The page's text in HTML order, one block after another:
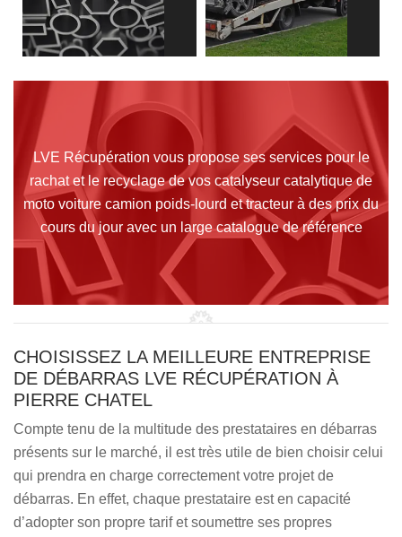
LVE Récupération vous propose ses services pour le
rachat et le recyclage de vos catalyseur catalytique de
moto voiture camion poids-lourd et tracteur à des prix du
cours du jour avec un large catalogue de référence
CHOISISSEZ LA MEILLEURE ENTREPRISE
DE DÉBARRAS LVE RÉCUPÉRATION À
PIERRE CHATEL
Compte tenu de la multitude des prestataires en débarras
présents sur le marché, il est très utile de bien choisir celui
qui prendra en charge correctement votre projet de
débarras. En effet, chaque prestataire est en capacité
d’adopter son propre tarif et soumettre ses propres